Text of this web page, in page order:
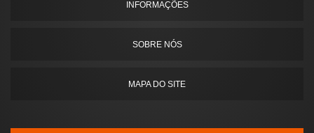
INFORMAÇÕES
SOBRE NÓS
MAPA DO SITE